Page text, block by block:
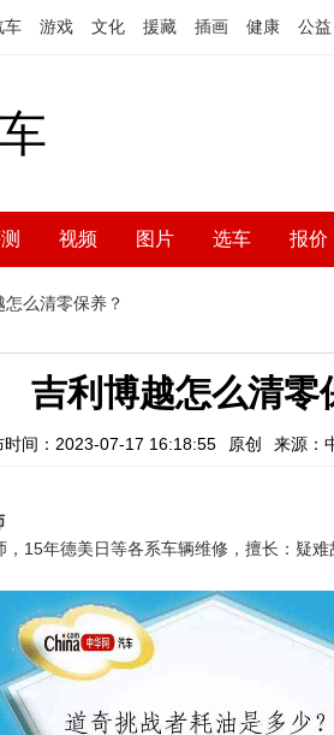
车 游戏 文化 援藏 插画 健康 公益
视频 图片 选车 报价
怎么清零保养？
吉利博越怎么清零
时间：2023-07-17 16:18:55 原创 来源：